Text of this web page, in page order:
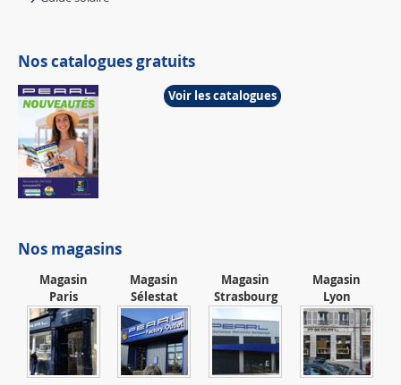
Nos catalogues gratuits
Voir les catalogues
Nos magasins
Magasin
Paris
Magasin
Sélestat
Magasin
Strasbourg
Magasin
Lyon